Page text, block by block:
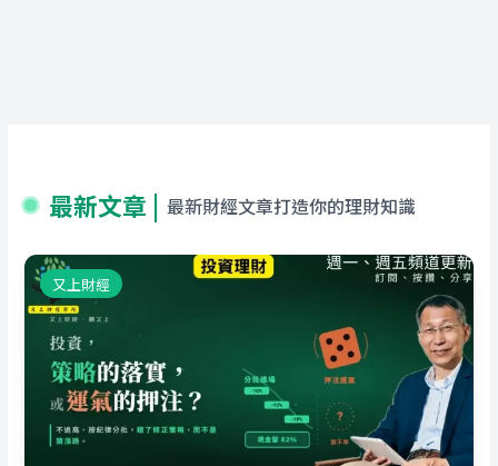
最新文章 | 最新財經文章打造你的理財知識
又上財經